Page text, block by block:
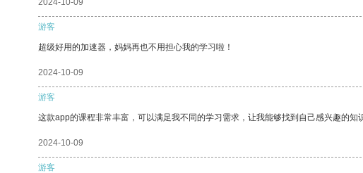
2024-10-09
游客
超级好用的加速器，妈妈再也不用担心我的学习啦！
2024-10-09
游客
这款app的课程非常丰富，可以满足我不同的学习需求，让我能够找到自己感兴趣的知
2024-10-09
游客